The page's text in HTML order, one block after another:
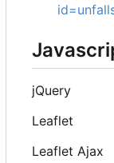
jQuery
Leaflet
Leaflet Ajax